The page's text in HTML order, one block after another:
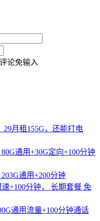
论免输入
29月租155G，还能打电
通用+30G定向+100分钟
通用+200分钟
+100分钟， 长期套餐 免
通用流量+100分钟通话